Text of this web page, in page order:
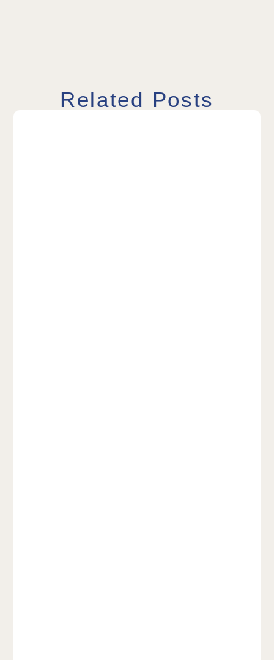
Related Posts